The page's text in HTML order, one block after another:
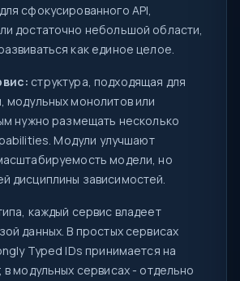
сфокусированного API,
достаточно небольшой области,
как единое целое.
структура, подходящая для
модульных монолитов или
нужно размещать несколько
Модули улучшают
модели, но
дисциплины зависимостей.
каждый сервис владеет
данных. В простых сервисах
Typed IDs принимается на
в модульных сервисах - отдельно